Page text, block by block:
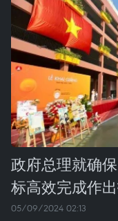
政府总理就确
标高效完成作
05/09/2024 02:13